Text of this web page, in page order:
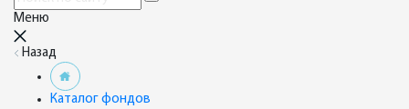
Меню
Назад
Каталог фондов